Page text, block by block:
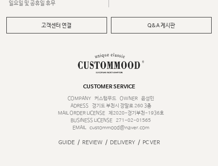
일요일 및 공휴일 휴무
고객센터 연결 Q&A 게시판
CUSTOMER SERVICE
COMPANY
커스텀무드 OWNER
윤성민
ADRESS
경기도 부천시 장말로 260 3층
MAIL ORDER LICENSE
제2020-경기부천-1936호
BUSINESS LICENSE 271-02-01565
EMAIL
custommood@naver.com
GUIDE / REVIEW / DELIVERY / PC VER